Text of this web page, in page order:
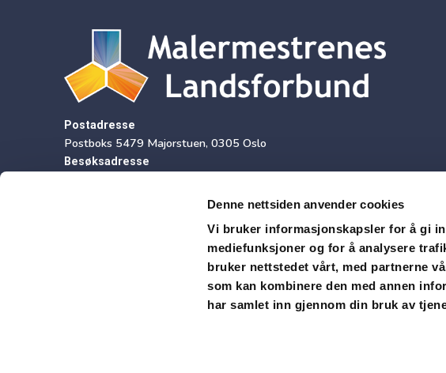
Denne nettsiden anvender cookies
Vi bruker informasjonskapsler for å gi
mediefunksjoner og for å analysere
bruker nettstedet vårt, med partnerne
som kan kombinere den med annen
har samlet inn gjennom din bruk av
Postadresse
Postboks 5479 Majorstuen, 0305 Oslo
Besøksadresse
Fakturaadresse/ EHF